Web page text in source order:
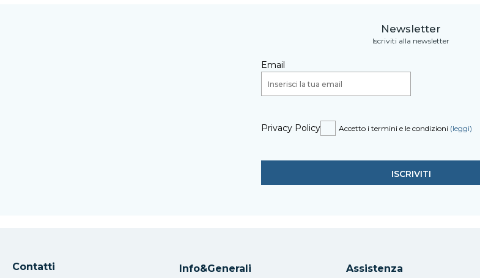
Newsletter
Iscriviti alla newsletter
Email
Privacy Policy Accetto i termini e le condizioni (leggi)
Contatti Info&Generali Assistenza